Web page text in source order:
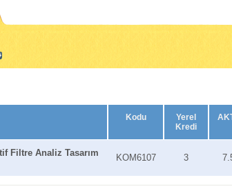
Kodu
Yerel
Kredi
Filtre Analiz Tasarım
KOM6107 3